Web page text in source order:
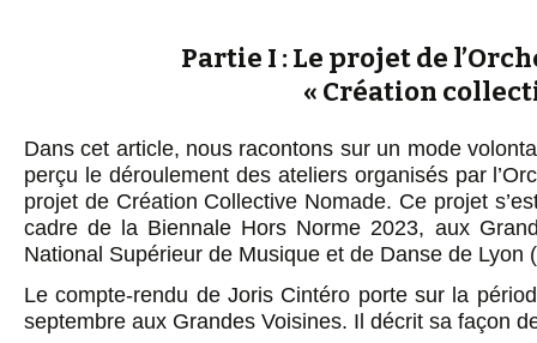
Partie I : Le projet de
« Création
Dans cet article, nous racontons sur un mode
perçu le déroulement des ateliers organisés par
projet de Création Collective Nomade. Ce projet
cadre de la Biennale Hors Norme 2023, aux
National Supérieur de Musique et de Danse de Lyon
Le compte-rendu de Joris Cintéro porte sur la
septembre aux Grandes Voisines. Il décrit sa façon